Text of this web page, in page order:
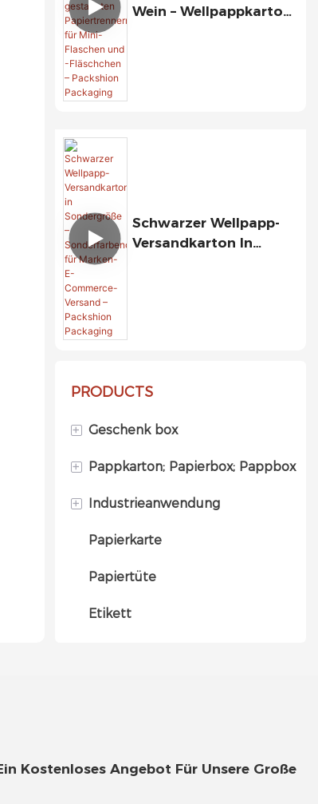
Wein – Wellpappkarton
Schwarzer Wellpapp-
Versandkarton In
PRODUCTS
+ Geschenk box
Deckel- und Bodenbox
Magnetische Geschenkbox
Magnetische faltbare
+ Pappkarton; Papierbox; Pappbox
Briefkasten
Faltschachtel aus Papier
Strukturierte Papierbox
+ Industrieanwendung
Schmuckverpackungsbox
Geschenkverpackung
Kosmetikverpackungsbox
Elektronische
Papierkarte
Papiertüte
Etikett
Kostenloses Angebot Für Unsere Große